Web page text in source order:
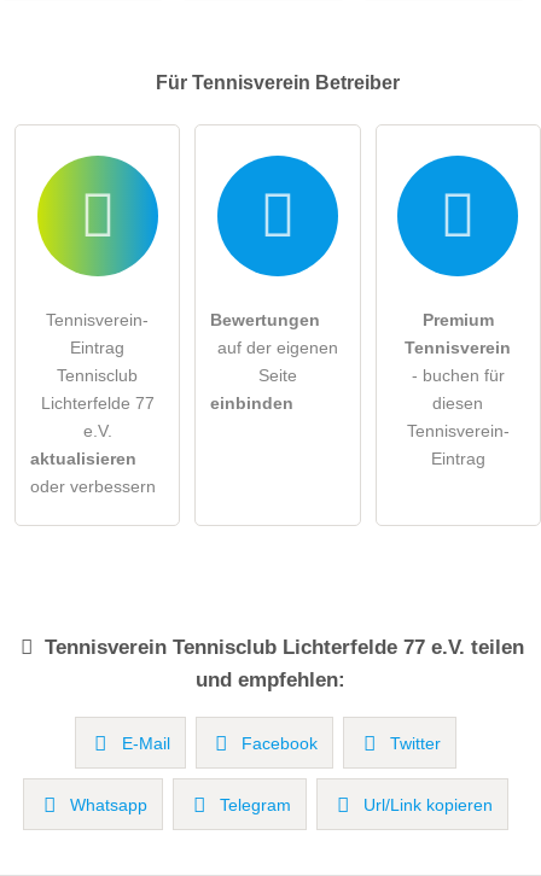
Für Tennisverein Betreiber
Tennisverein-
Eintrag
Tennisclub
Lichterfelde 77
e.V.
aktualisieren
oder verbessern
Bewertungen
auf der eigenen
Seite
einbinden
Premium
Tennisverein
- buchen für
diesen
Tennisverein-
Eintrag
TennisvereinTennisclub Lichterfelde 77 e.V. teilen
und empfehlen:
E-Mail Facebook Twitter
Whatsapp Telegram Url/Link kopieren